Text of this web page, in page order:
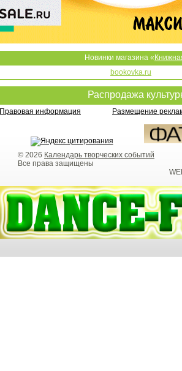
Новинки магазина «
bookovka.ru
Распродажа
Правовая информация Размещение
© 2026 Календарь творческих событий
Все права защищены